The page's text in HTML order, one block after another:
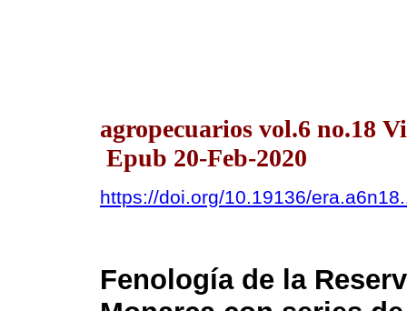
agropecuarios vol.6 no.18
Epub 20-Feb-2020
https://doi.org/10.19136/
Fenología de la